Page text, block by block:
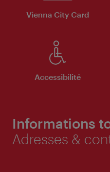
Vienna City Card
Accessibilité
Informations
Adresses &